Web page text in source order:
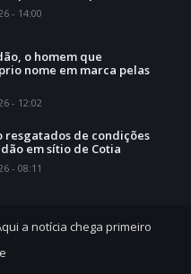
- 14:00
o homem que
nome em marca pelas
- 12:02
resgatados de condições
em sítio de Cotia
- 08:11
a notícia chega primeiro